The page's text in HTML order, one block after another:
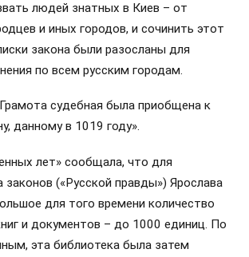
людей знатных в Киев – от
и иных городов, и сочинить этот
закона были разосланы для
по всем русским городам.
судебная была приобщена к
данному в 1019 году».
лет» сообщала, что для
законов («Русской правды») Ярослава
для того времени количество
и документов – до 1000 единиц. По
эта библиотека была затем